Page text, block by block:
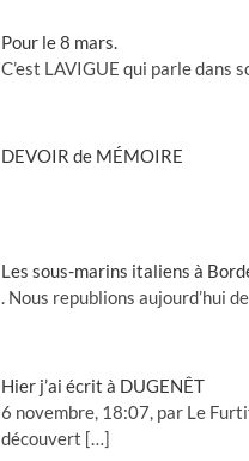
Pour le 8 mars.
C’est LAVIGUE qui parle dans
DEVOIR de MÉMOIRE
Les sous-marins italiens à
. Nous republions aujourd’hui
Hier j’ai écrit à DUGENÊT
6 novembre, 18:07, par Le
découvert […]